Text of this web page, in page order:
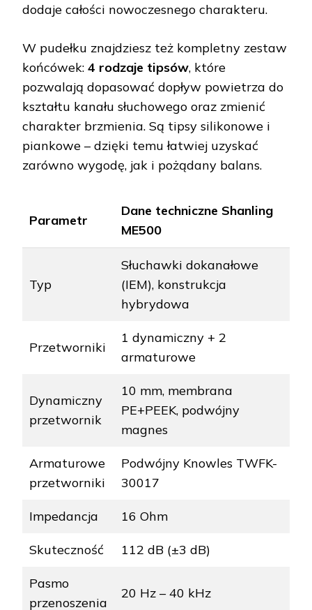
dodaje całości nowoczesnego charakteru.
W pudełku znajdziesz też kompletny zestaw
końcówek: 4 rodzaje tipsów, które
pozwalają dopasować dopływ powietrza do
kształtu kanału słuchowego oraz zmienić
charakter brzmienia. Są tipsy silikonowe i
piankowe – dzięki temu łatwiej uzyskać
zarówno wygodę, jak i pożądany balans.
Parametr
Dane techniczne Shanling
ME500
Typ
Słuchawki dokanałowe
(IEM), konstrukcja
hybrydowa
Przetworniki
1 dynamiczny + 2
armaturowe
Dynamiczny
przetwornik
10 mm, membrana
PE+PEEK, podwójny
magnes
Armaturowe
przetworniki
Podwójny Knowles TWFK-
30017
Impedancja 16 Ohm
Skuteczność 112 dB (±3 dB)
Pasmo
przenoszenia
20 Hz – 40 kHz